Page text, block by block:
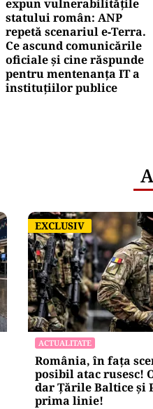
expun vulnerabilitățile
statului român: ANP
repetă scenariul e‑Terra.
Ce ascund comunicările
oficiale și cine răspunde
pentru mentenanța IT a
instituțiilor publice
EXCLUSIV
EXCLUSIV
ACTUALITATE
România, în fața
posibil atac rusesc!
dar Țările Baltice și
prima linie!